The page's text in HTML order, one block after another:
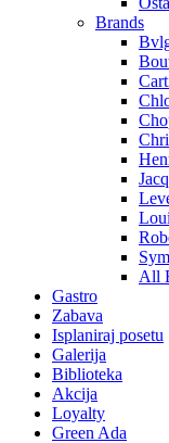
Brands
All
Gastro
Zabava
Isplaniraj posetu
Galerija
Biblioteka
Akcija
Loyalty
Green Ada